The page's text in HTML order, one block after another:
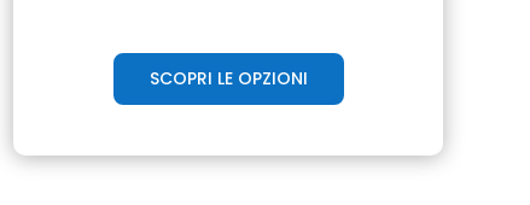
SCOPRI LE OPZIONI